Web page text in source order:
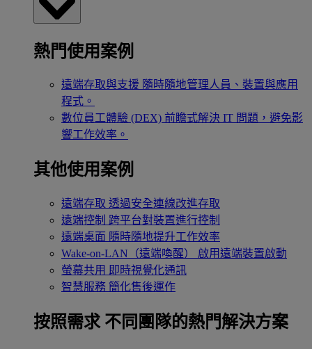
熱門使用案例
遠端存取與支援 隨時隨地管理人員、裝置與應用
程式。
數位員工體驗 (DEX) 前瞻式解決 IT 問題，避免影
響工作效率。
其他使用案例
遠端存取 透過安全連線改進存取
遠端控制 跨平台對裝置進行控制
遠端桌面 隨時隨地提升工作效率
Wake-on-LAN（遠端喚醒）
啟用遠端裝置啟動
螢幕共用 即時視覺化通訊
智慧服務 簡化售後運作
按照需求 不同團隊的熱門解決方案